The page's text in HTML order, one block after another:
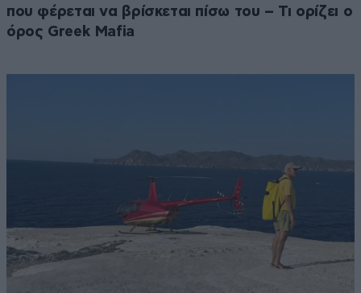
που φέρεται να βρίσκεται πίσω του – Τι ορίζει ο
όρος Greek Mafia